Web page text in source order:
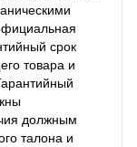
срок
товара и
должным
талона и